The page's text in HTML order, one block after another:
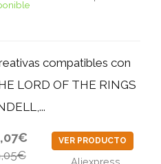
compatibles con
LORD OF THE RINGS
VER PRODUCTO